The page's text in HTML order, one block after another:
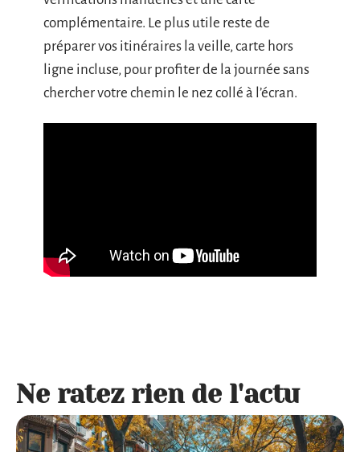
complémentaire. Le plus utile reste de
préparer vos itinéraires la veille, carte hors
ligne incluse, pour profiter de la journée sans
chercher votre chemin le nez collé à l’écran.
Ne ratez rien de l'actu